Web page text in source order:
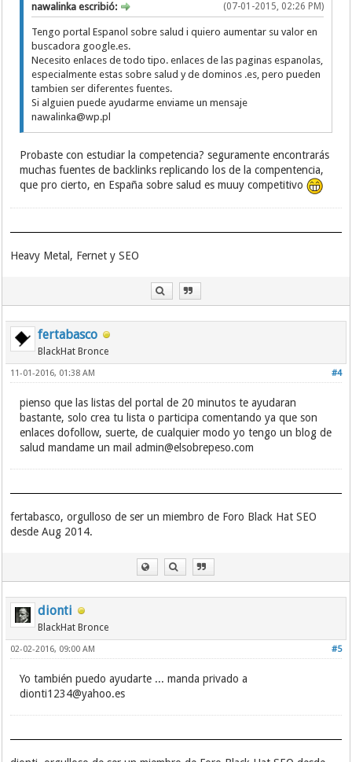
(07-01-2015, 02:26 PM)
nawalinka escribió:
Tengo portal Espanol sobre salud i quiero aumentar su valor en
buscadora google.es.
Necesito enlaces de todo tipo. enlaces de las paginas espanolas,
especialmente estas sobre salud y de dominos .es, pero pueden
tambien ser diferentes fuentes.
Si alguien puede ayudarme enviame un mensaje
nawalinka@wp.pl
Probaste con estudiar la competencia? seguramente encontrarás
muchas fuentes de backlinks replicando los de la compentencia,
que pro cierto, en España sobre salud es muuy competitivo
Heavy Metal, Fernet y SEO
fertabasco
BlackHat Bronce
#4
11-01-2016, 01:38 AM
pienso que las listas del portal de 20 minutos te ayudaran
bastante, solo crea tu lista o participa comentando ya que son
enlaces dofollow, suerte, de cualquier modo yo tengo un blog de
salud mandame un mailadmin@elsobrepeso.com
fertabasco, orgulloso de ser un miembro de Foro Black Hat SEO
desde Aug 2014.
dionti
BlackHat Bronce
#5
02-02-2016, 09:00 AM
Yo también puedo ayudarte ... manda privado a
dionti1234@yahoo.es